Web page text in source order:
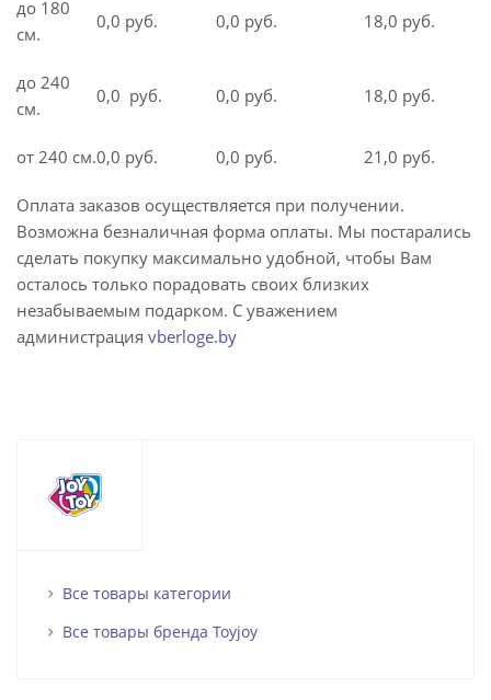
до 180
см.
0,0 руб. 0,0 руб. 18,0 руб.
до 240
см.
0,0 руб. 0,0 руб. 18,0 руб.
от 240 см.0,0 руб. 0,0 руб. 21,0 руб.
Оплата заказов осуществляется при получении.
Возможна безналичная форма оплаты. Мы постарались
сделать покупку максимально удобной, чтобы Вам
осталось только порадовать своих близких
незабываемым подарком. С уважением
администрация vberloge.by
Все товары категории
Все товары бренда Toyjoy